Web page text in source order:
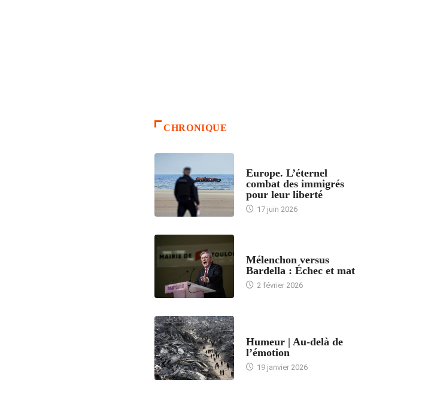
CHRONIQUE
Europe. L’éternel
combat des immigrés
pour leur liberté
17 juin 2026
Mélenchon versus
Bardella : Échec et mat
2 février 2026
Humeur | Au-delà de
l’émotion
19 janvier 2026